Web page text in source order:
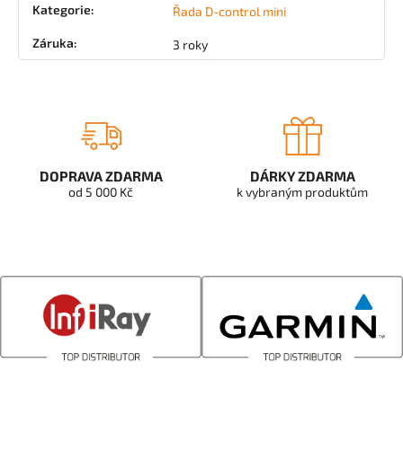
Kategorie: Řada D-control mini
Záruka: 3 roky
DOPRAVA ZDARMA
od 5 000 Kč
DÁRKY ZDARMA
k vybraným produktům